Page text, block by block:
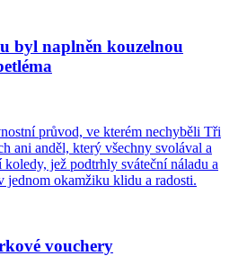
byl naplněn kouzelnou
průvod, ve kterém nechyběli Tři
ani anděl, který všechny svolával a
jež podtrhly sváteční náladu a
jednom okamžiku klidu a radosti.
vouchery